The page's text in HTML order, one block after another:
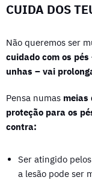
CUIDA DOS
Não queremos ser
cuidado com os
unhas – vai
Pensa numas meias
proteção para os
contra:
Ser atingido
a lesão pode ser